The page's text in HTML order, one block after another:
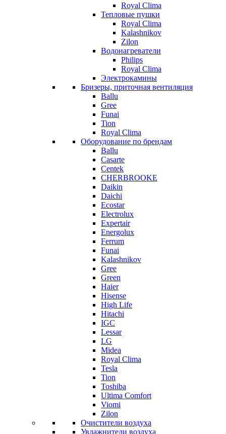
Royal Clima
Тепловые пушки
Royal Clima
Kalashnikov
Zilon
Водонагреватели
Philips
Royal Clima
Электрокамины
Бризеры, приточная вентиляция
Ballu
Gree
Funai
Tion
Royal Clima
Оборудование по брендам
Ballu
Casarte
Centek
CHERBROOKE
Daikin
Daichi
Ecostar
Electrolux
Expertair
Energolux
Ferrum
Funai
Kalashnikov
Gree
Grеen
Haier
Hisense
High Life
Hitachi
IGC
Lessar
LG
Midea
Royal Clima
Tesla
Tion
Toshiba
Ultima Comfort
Viomi
Zilon
Очистители воздуха
Увлажнители воздуха